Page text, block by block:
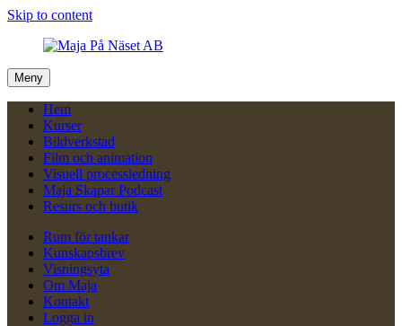
Skip to content
Meny
Hem
Kurser
Bildverkstad
Film och animation
Visuell processledning
Maja Skapar Podcast
Resurs och butik
Rum för tankar
Kunskapsbrev
Visningsyta
Om Maja
Kontakt
Logga in